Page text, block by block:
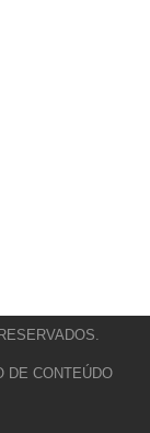
DE CONTEÚDO